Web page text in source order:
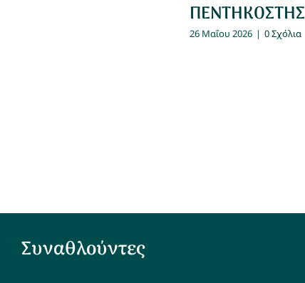
ΠΕΝΤΗΚΟΣΤΗΣ
26 Μαΐου 2026 | 0 Σχόλια
Συναθλούντες